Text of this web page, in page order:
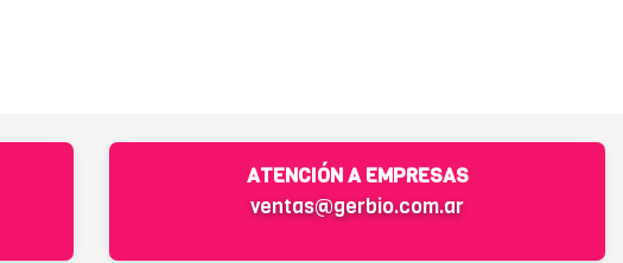
ATENCIÓN A EMPRESAS
ventas@gerbio.com.ar